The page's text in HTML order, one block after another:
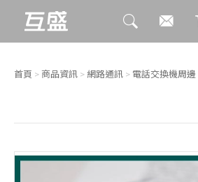
首頁 > 商品資訊 > 網路通訊 > 電話交換機周邊